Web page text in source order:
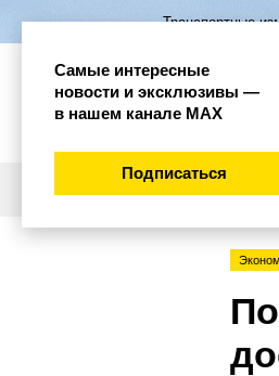
Транспортные
Самые интересные
новости и эксклюзивы —
в нашем канале МАХ
Подписаться